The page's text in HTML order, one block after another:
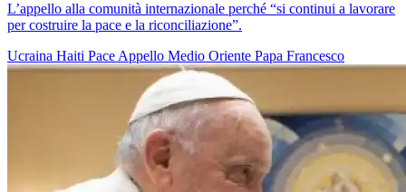
L’appello alla comunità internazionale perché “si continui a lavorare
per costruire la pace e la riconciliazione”.
Ucraina Haiti Pace Appello Medio Oriente Papa Francesco